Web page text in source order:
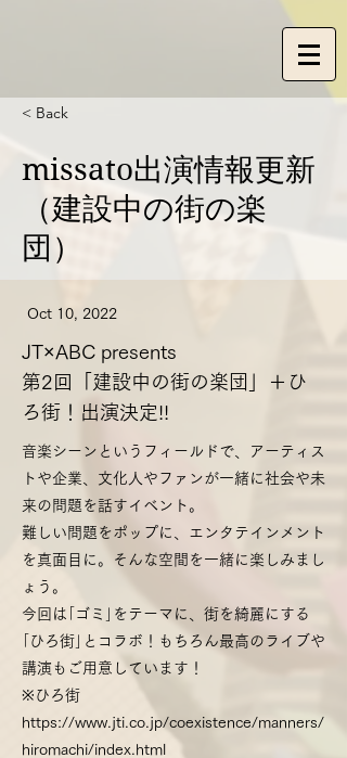
< Back
missato出演情報更新
（建設中の街の楽
団）
Oct 10, 2022
JT×ABC presents
第2回「建設中の街の楽団」＋ひ
ろ街！出演決定!!
音楽シーンというフィールドで、アーティス
トや企業、文化人やファンが一緒に社会や未
来の問題を話すイベント。
難しい問題をポップに、エンタテインメント
を真面目に。そんな空間を一緒に楽しみまし
ょう。
今回は｢ゴミ｣をテーマに、街を綺麗にする
｢ひろ街｣とコラボ！もちろん最高のライブや
講演もご用意しています！
※ひろ街
https://www.jti.co.jp/coexistence/manners/
hiromachi/index.html